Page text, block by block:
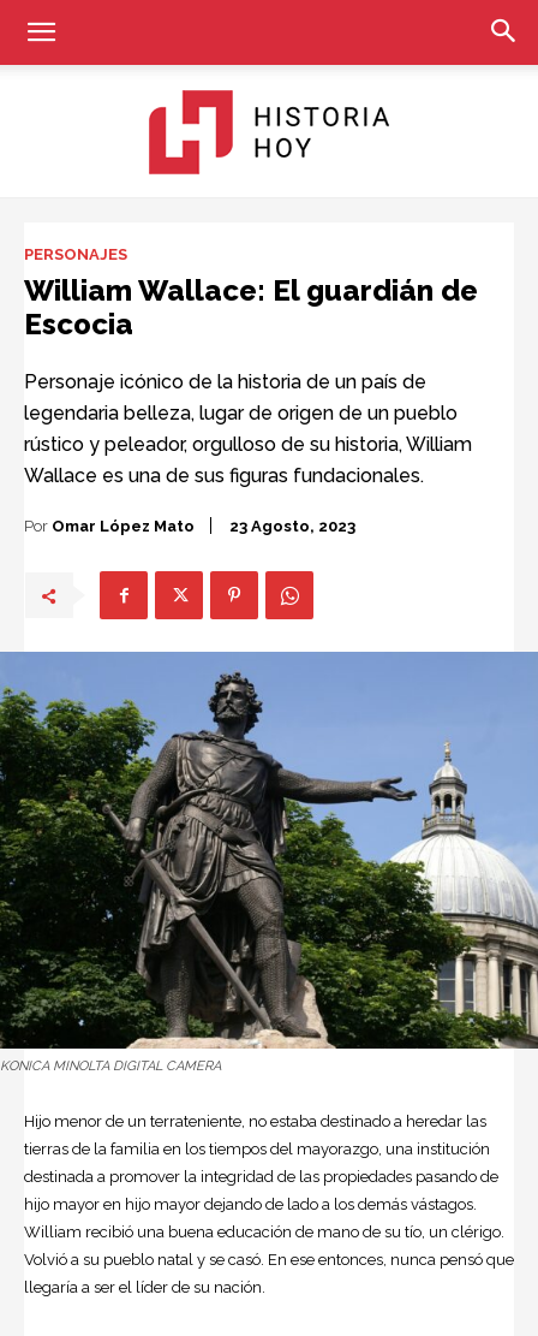
PERSONAJES
William Wallace: El guardián de
Escocia
Personaje icónico de la historia de un país de
legendaria belleza, lugar de origen de un pueblo
rústico y peleador, orgulloso de su historia, William
Wallace es una de sus figuras fundacionales.
Por Omar López Mato 23 Agosto, 2023
KONICA MINOLTA DIGITAL CAMERA
Hijo menor de un terrateniente, no estaba destinado a heredar las
tierras de la familia en los tiempos del mayorazgo, una institución
destinada a promover la integridad de las propiedades pasando de
hijo mayor en hijo mayor dejando de lado a los demás vástagos.
William recibió una buena educación de mano de su tío, un clérigo.
Volvió a su pueblo natal y se casó. En ese entonces, nunca pensó que
llegaría a ser el líder de su nación.